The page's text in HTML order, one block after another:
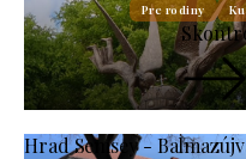
Pre rodiny
Hrad Semsey -